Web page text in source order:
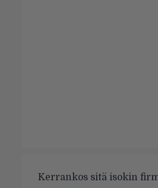
Kerrankos sitä isokin